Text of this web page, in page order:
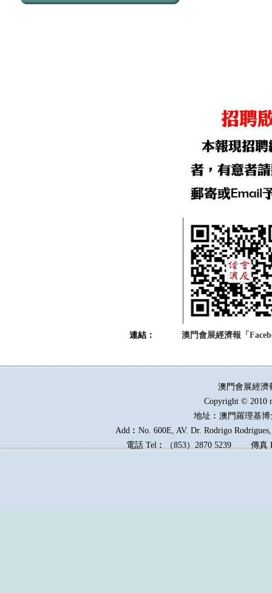
連結： 澳門會展經濟報「
澳門會展經
Copyright © 2010
地址︰澳門羅理基
Add︰No. 600E, AV. Dr. Rodrigo
電話 Tel︰（853）2870 5239傳真